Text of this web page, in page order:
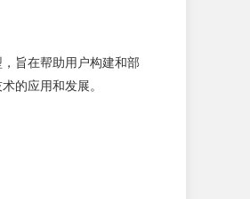
旨在帮助用户构建和部
的应用和发展。